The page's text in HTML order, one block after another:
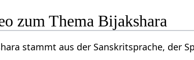
zum Thema Bijakshara
stammt aus der Sanskritsprache, der